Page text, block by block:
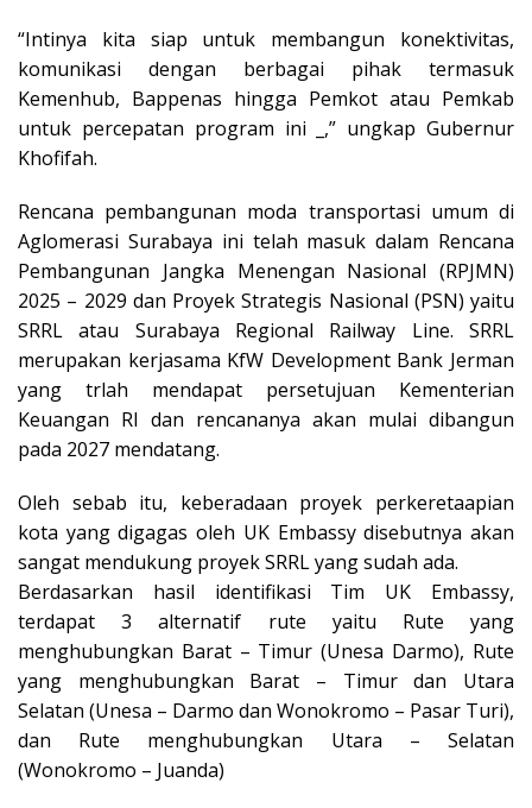
“Intinya kita siap untuk membangun konektivitas,
komunikasi dengan berbagai pihak termasuk
Kemenhub, Bappenas hingga Pemkot atau Pemkab
untuk percepatan program ini _,” ungkap Gubernur
Khofifah.
Rencana pembangunan moda transportasi umum di
Aglomerasi Surabaya ini telah masuk dalam Rencana
Pembangunan Jangka Menengan Nasional (RPJMN)
2025 – 2029 dan Proyek Strategis Nasional (PSN) yaitu
SRRL atau Surabaya Regional Railway Line. SRRL
merupakan kerjasama KfW Development Bank Jerman
yang trlah mendapat persetujuan Kementerian
Keuangan RI dan rencananya akan mulai dibangun
pada 2027 mendatang.
Oleh sebab itu, keberadaan proyek perkeretaapian
kota yang digagas oleh UK Embassy disebutnya akan
sangat mendukung proyek SRRL yang sudah ada.
Berdasarkan hasil identifikasi Tim UK Embassy,
terdapat 3 alternatif rute yaitu Rute yang
menghubungkan Barat – Timur (Unesa Darmo), Rute
yang menghubungkan Barat – Timur dan Utara
Selatan (Unesa – Darmo dan Wonokromo – Pasar Turi),
dan Rute menghubungkan Utara – Selatan
(Wonokromo – Juanda)